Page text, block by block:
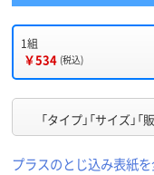
1組
￥534 (税込)
「タイプ」「サイズ」
プラスのとじ込み表紙